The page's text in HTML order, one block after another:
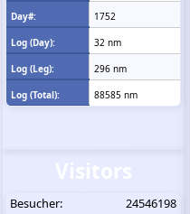
Day#: 1752
Log (Day): 32 nm
Log (Leg): 296 nm
Log (Total): 88585 nm
Besucher:
24546198